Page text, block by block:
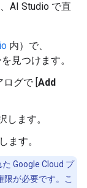
AI Studio で直
内）で、
見つけます。
ログで [Add
します。
ます。
Google Cloud プ
限が必要です。こ